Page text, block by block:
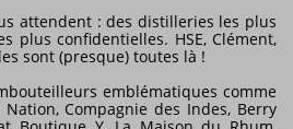
attendent : des distilleries les plus
plus confidentielles. HSE, Clément,
sont (presque) toutes là !
emblématiques comme
Compagnie des Indes, Berry